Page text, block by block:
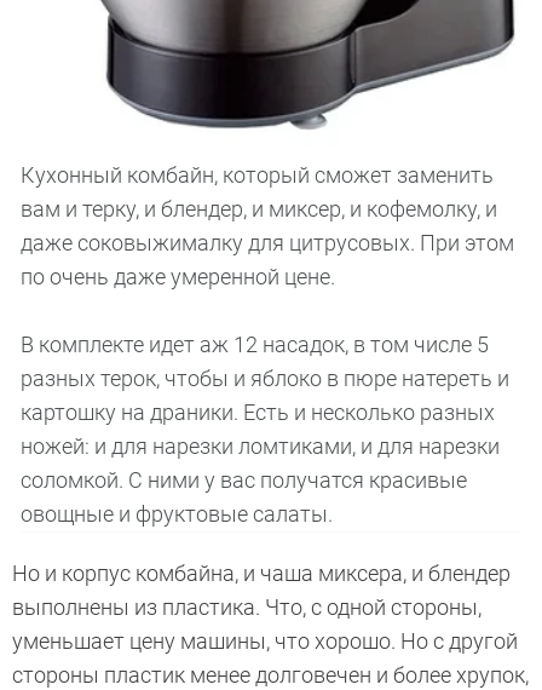
Кухонный комбайн, который сможет заменить
вам и терку, и блендер, и миксер, и кофемолку, и
даже соковыжималку для цитрусовых. При этом
по очень даже умеренной цене.
В комплекте идет аж 12 насадок, в том числе 5
разных терок, чтобы и яблоко в пюре натереть и
картошку на драники. Есть и несколько разных
ножей: и для нарезки ломтиками, и для нарезки
соломкой. С ними у вас получатся красивые
овощные и фруктовые салаты.
Но и корпус комбайна, и чаша миксера, и блендер
выполнены из пластика. Что, с одной стороны,
уменьшает цену машины, что хорошо. Но с другой
стороны пластик менее долговечен и более хрупок,